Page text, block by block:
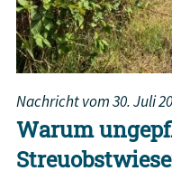
Nachricht vom30. Juli
Warum